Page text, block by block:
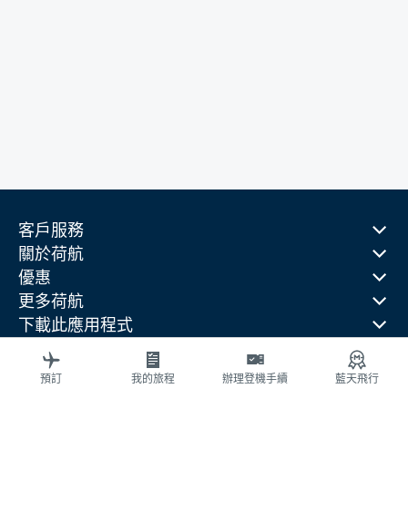
客戶服務
關於荷航
優惠
更多荷航
下載此應用程式
相關網站
旅行指南
預訂 我的旅程 辦理登機手續 藍天飛行